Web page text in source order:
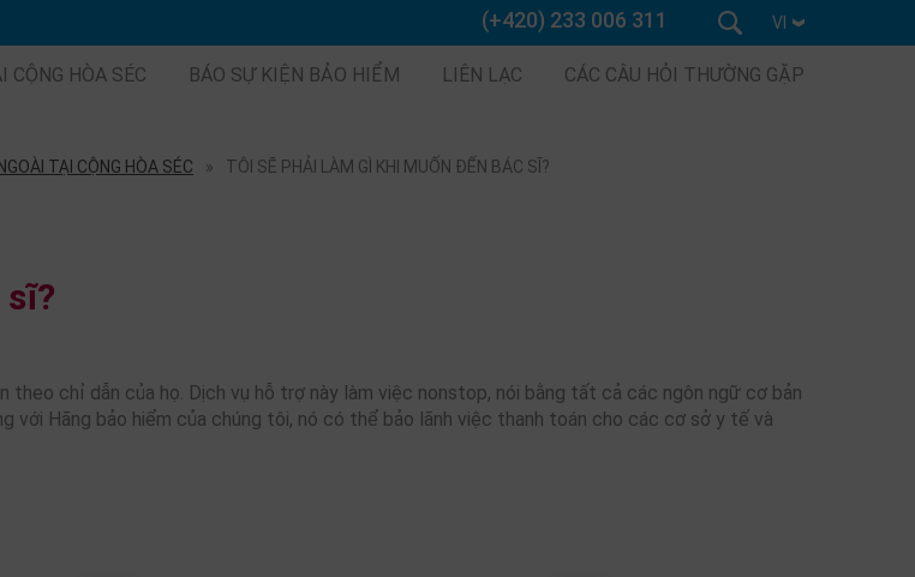
(+420) 233 006 311 VI
CỘNG HÒA SÉC BÁO SỰ KIỆN BẢO HIỂM LIÊN LẠC CÁC CÂU HỎI THƯỜNG GẶP
TẠI CỘNG HÒA SÉC TÔI SẼ PHẢI LÀM GÌ KHI MUỐN ĐẾN BÁC SĨ?
theo chỉ dẫn của họ. Dịch vụ hỗ trợ này làm việc nonstop, nói bằng tất cả các ngôn ngữ cơ bản
Hãng bảo hiểm của chúng tôi, nó có thể bảo lãnh việc thanh toán cho các cơ sở y tế và